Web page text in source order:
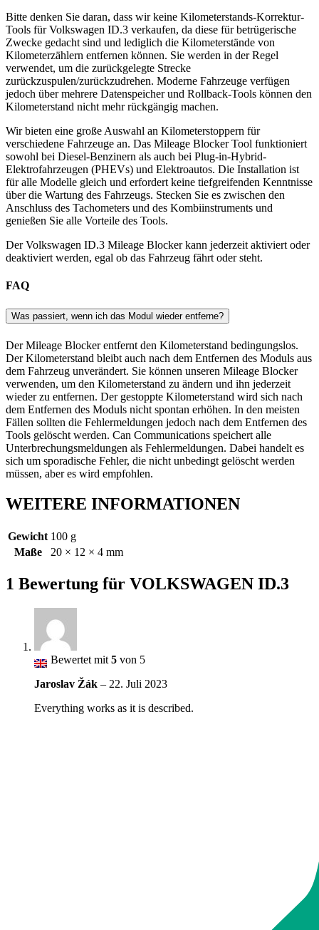
Bitte denken Sie daran, dass wir keine Kilometerstands-Korrektur-
Tools für Volkswagen ID.3 verkaufen, da diese für betrügerische
Zwecke gedacht sind und lediglich die Kilometerstände von
Kilometerzählern entfernen können. Sie werden in der Regel
verwendet, um die zurückgelegte Strecke
zurückzuspulen/zurückzudrehen. Moderne Fahrzeuge verfügen
jedoch über mehrere Datenspeicher und Rollback-Tools können den
Kilometerstand nicht mehr rückgängig machen.
Wir bieten eine große Auswahl an Kilometerstoppern für
verschiedene Fahrzeuge an. Das Mileage Blocker Tool funktioniert
sowohl bei Diesel-Benzinern als auch bei Plug-in-Hybrid-
Elektrofahrzeugen (PHEVs) und Elektroautos. Die Installation ist
für alle Modelle gleich und erfordert keine tiefgreifenden Kenntnisse
über die Wartung des Fahrzeugs. Stecken Sie es zwischen den
Anschluss des Tachometers und des Kombiinstruments und
genießen Sie alle Vorteile des Tools.
Der Volkswagen ID.3 Mileage Blocker kann jederzeit aktiviert oder
deaktiviert werden, egal ob das Fahrzeug fährt oder steht.
FAQ
Was passiert, wenn ich das Modul wieder entferne?
Der Mileage Blocker entfernt den Kilometerstand bedingungslos.
Der Kilometerstand bleibt auch nach dem Entfernen des Moduls aus
dem Fahrzeug unverändert. Sie können unseren Mileage Blocker
verwenden, um den Kilometerstand zu ändern und ihn jederzeit
wieder zu entfernen. Der gestoppte Kilometerstand wird sich nach
dem Entfernen des Moduls nicht spontan erhöhen. In den meisten
Fällen sollten die Fehlermeldungen jedoch nach dem Entfernen des
Tools gelöscht werden. Can Communications speichert alle
Unterbrechungsmeldungen als Fehlermeldungen. Dabei handelt es
sich um sporadische Fehler, die nicht unbedingt gelöscht werden
müssen, aber es wird empfohlen.
WEITERE INFORMATIONEN
Gewicht 100 g
Maße
20 × 12 × 4 mm
1 Bewertung für VOLKSWAGEN ID.3
Bewertet mit 5 von 5
Jaroslav Žák – 22. Juli 2023
Everything works as it is described.